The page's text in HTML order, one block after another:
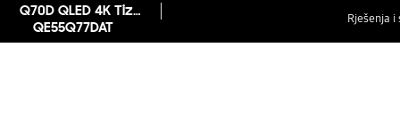
Q70D QLED 4K Tizen OS Smart TV (2024)
QE55Q77DAT
Rješenja